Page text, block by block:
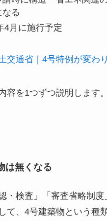
なる
4月に施行予定
交通省｜4号特例が変わ
容を1つずつ説明します。
は無くなる
・検査」「審査省略制
て、4号建築物という種